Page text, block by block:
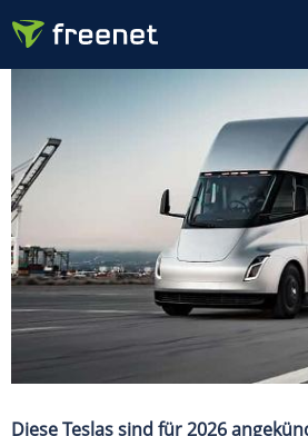
Diese Teslas sind für 2026